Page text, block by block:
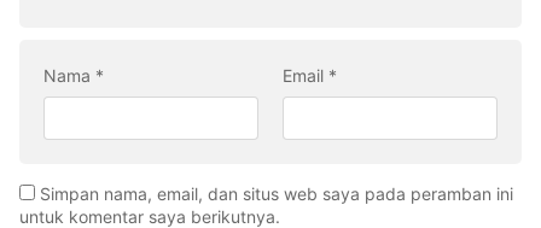
Nama * Email *
Simpan nama, email, dan situs web saya pada peramban ini
untuk komentar saya berikutnya.